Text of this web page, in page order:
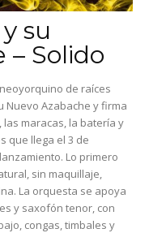
su
– Solido
de raíces
Azabache y firma
las maracas, la batería y
que llega el 3 de
Lo primero
sin maquillaje,
La orquesta se apoya
y saxofón tenor, con
congas, timbales y